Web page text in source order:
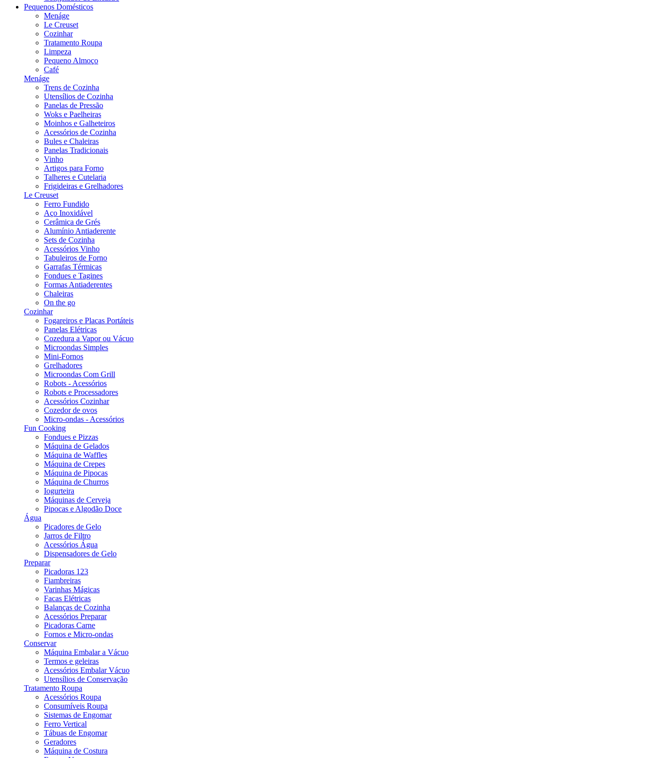
Pequenos Domésticos
Menáge
Le Creuset
Cozinhar
Tratamento Roupa
Limpeza
Pequeno Almoço
Café
Menáge
Trens de Cozinha
Utensílios de Cozinha
Panelas de Pressão
Woks e Paelheiras
Moinhos e Galheteiros
Acessórios de Cozinha
Bules e Chaleiras
Panelas Tradicionais
Vinho
Artigos para Forno
Talheres e Cutelaria
Frigideiras e Grelhadores
Le Creuset
Ferro Fundido
Aço Inoxidável
Cerâmica de Grés
Alumínio Antiaderente
Sets de Cozinha
Acessórios Vinho
Tabuleiros de Forno
Garrafas Térmicas
Fondues e Tagines
Formas Antiaderentes
Chaleiras
On the go
Cozinhar
Fogareiros e Placas Portáteis
Panelas Elétricas
Cozedura a Vapor ou Vácuo
Microondas Simples
Mini-Fornos
Grelhadores
Microondas Com Grill
Robots - Acessórios
Robots e Processadores
Acessórios Cozinhar
Cozedor de ovos
Micro-ondas - Acessórios
Fun Cooking
Fondues e Pizzas
Máquina de Gelados
Máquina de Waffles
Máquina de Crepes
Máquina de Pipocas
Máquina de Churros
Iogurteira
Máquinas de Cerveja
Pipocas e Algodão Doce
Água
Picadores de Gelo
Jarros de Filtro
Acessórios Água
Dispensadores de Gelo
Preparar
Picadoras 123
Fiambreiras
Varinhas Mágicas
Facas Elétricas
Balanças de Cozinha
Acessórios Preparar
Picadoras Carne
Fornos e Micro-ondas
Conservar
Máquina Embalar a Vácuo
Termos e geleiras
Acessórios Embalar Vácuo
Utensílios de Conservação
Tratamento Roupa
Acessórios Roupa
Consumíveis Roupa
Sistemas de Engomar
Ferro Vertical
Tábuas de Engomar
Geradores
Máquina de Costura